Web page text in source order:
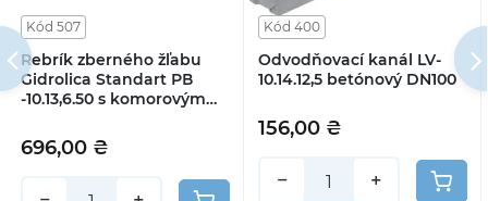
Kód 507
Rebrík zberného žľabu
Gidrolica Standart РВ
-10.13,6.50 s komorovým
trieda С250
696,00 ₴
Kód 400
Odvodňovací kanál LV-
10.14.12,5 betónový DN100
156,00 ₴
− +